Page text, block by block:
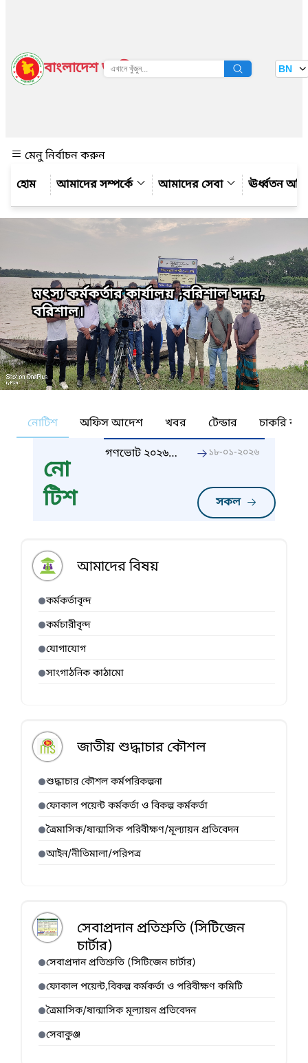
বাংলাদেশ জাতীয় তথ্য বাতায়ন BN
মেনু নির্বাচন করুন
আমাদের সম্পর্কে
আমাদের সেবা ঊর্ধ্বতন
মৎস্য কর্মকর্তার কার্যালয় ,বরিশাল সদর,
বরিশাল।
নোটিশ অফিস আদেশ খবর টেন্ডার চাকরি
নো
টিশ
সকল
গণভোট ২০২৬
১৮-০১-২০২৬
আমাদের বিষয়
কর্মকর্তাবৃন্দ
কর্মচারীবৃন্দ
যোগাযোগ
সাংগাঠনিক কাঠামো
জাতীয় শুদ্ধাচার কৌশল
শুদ্ধাচার কৌশল কর্মপরিকল্পনা
ফোকাল পয়েন্ট কর্মকর্তা ও বিকল্প কর্মকর্তা
ত্রৈমাসিক/ষান্মাসিক পরিবীক্ষণ/মূল্যায়ন প্রতিবেদন
আইন/নীতিমালা/পরিপত্র
সেবাপ্রদান প্রতিশ্রুতি (সিটিজেন
চার্টার)
সেবাপ্রদান প্রতিশ্রুতি (সিটিজেন চার্টার)
ফোকাল পয়েন্ট,বিকল্প কর্মকর্তা ও পরিবীক্ষণ কমিটি
ত্রৈমাসিক/ষান্মাসিক মূল্যায়ন প্রতিবেদন
সেবাকুঞ্জ